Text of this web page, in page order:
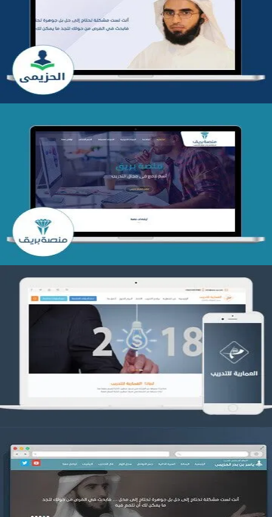
تطوير موقع المدرب ياسر الحزيمي
التفاصيل
تصميم منصة بريق
التفاصيل
تصميم العمارية للتدريب
التفاصيل
موقع ياسر بن بدر الحزيمي